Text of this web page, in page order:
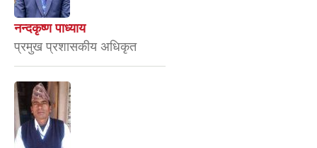
नन्दकृष्ण पाध्याय
प्रमुख प्रशासकीय अधिकृत